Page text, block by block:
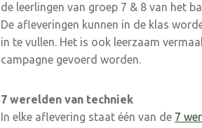
de leerlingen van groep 7 & 8 van het
De afleveringen kunnen in de klas
in te vullen. Het is ook leerzaam
campagne gevoerd worden.
7 werelden van techniek
In elke aflevering staat één van de 7